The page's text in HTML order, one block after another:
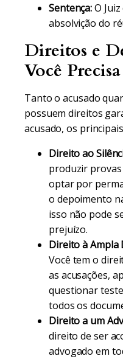
Sentença:O
absolvição do
Direitos e
Você
Tanto o acusado
possuem direitos
acusado, os
Direito ao
produzir provas
optar por
o depoimento
isso não pode
prejuízo.
Direito à Ampla
Você tem o
as acusações,
questionar
todos os
Direito a um
direito de ser
advogado em